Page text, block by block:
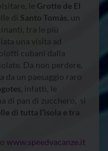
le Grotte de El
di Santo Tomàs, un
tra le più
una visita ad
cubani dalla
Da non perdere,
da un paesaggio raro
, infatti, le
di pan di zucchero, si
di tutta l’isola e tra
www.speedvacanze.it